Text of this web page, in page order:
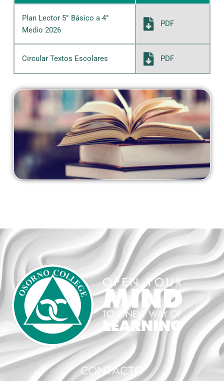
Plan Lector 5° Básico a 4°
Medio 2026
PDF
Circular Textos Escolares PDF
CONTACTO